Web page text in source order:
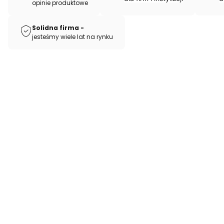
opinie produktowe​​​​​
Solidna firma -
jesteśmy wiele lat na rynku